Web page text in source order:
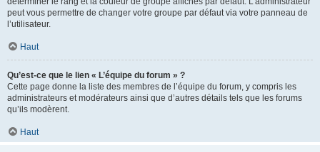
peut vous permettre de changer votre groupe par défaut via votre panneau de
l’utilisateur.
Haut
Qu’est-ce que le lien « L’équipe du forum » ?
Cette page donne la liste des membres de l’équipe du forum, y compris les
administrateurs et modérateurs ainsi que d’autres détails tels que les forums
qu’ils modèrent.
Haut